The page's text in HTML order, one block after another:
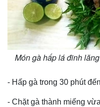
Bất động sản
Khởi nghiệp
Món gà hấp lá đinh
- Hấp gà trong 30 phút
- Chặt gà thành miếng